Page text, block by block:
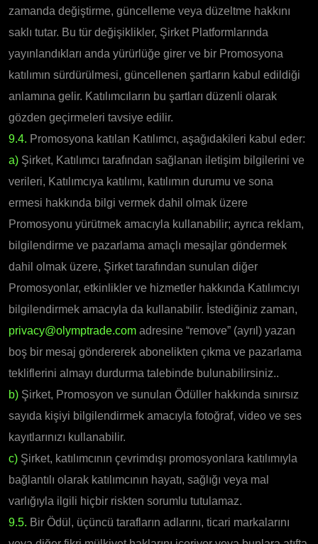
zamanda değiştirme, güncelleme veya düzeltme hakkını
saklı tutar. Bu tür değişiklikler, Şirket Platformlarında
yayınlandıkları anda yürürlüğe girer ve bir Promosyona
katılımın sürdürülmesi, güncellenen şartların kabul edildiği
anlamına gelir. Katılımcıların bu şartları düzenli olarak
gözden geçirmeleri tavsiye edilir.
9.4. Promosyona katılan Katılımcı, aşağıdakileri kabul eder:
a) Şirket, Katılımcı tarafından sağlanan iletişim bilgilerini ve
verileri, Katılımcıya katılımı, katılımın durumu ve sona
ermesi hakkında bilgi vermek dahil olmak üzere
Promosyonu yürütmek amacıyla kullanabilir; ayrıca reklam,
bilgilendirme ve pazarlama amaçlı mesajlar göndermek
dahil olmak üzere, Şirket tarafından sunulan diğer
Promosyonlar, etkinlikler ve hizmetler hakkında Katılımcıyı
bilgilendirmek amacıyla da kullanabilir. İstediğiniz zaman,
privacy@olymptrade.com adresine “remove” (ayrıl) yazan
boş bir mesaj göndererek abonelikten çıkma ve pazarlama
tekliflerini almayı durdurma talebinde bulunabilirsiniz..
b) Şirket, Promosyon ve sunulan Ödüller hakkında sınırsız
sayıda kişiyi bilgilendirmek amacıyla fotoğraf, video ve ses
kayıtlarınızı kullanabilir.
c) Şirket, katılımcının çevrimdışı promosyonlara katılımıyla
bağlantılı olarak katılımcının hayatı, sağlığı veya mal
varlığıyla ilgili hiçbir riskten sorumlu tutulamaz.
9.5. Bir Ödül, üçüncü tarafların adlarını, ticari markalarını